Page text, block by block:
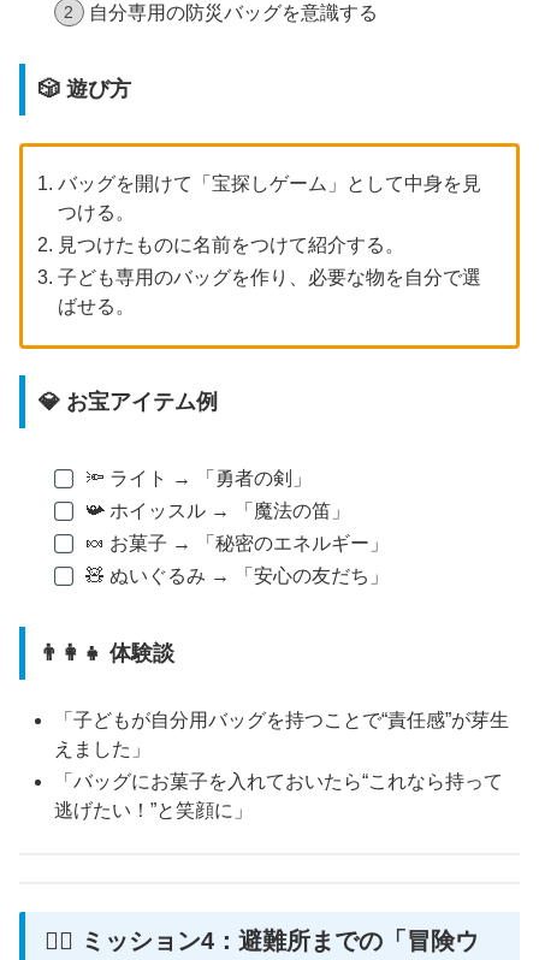
自分専用の防災バッグを意識する
🎲 遊び方
バッグを開けて「宝探しゲーム」として中身を見
つける。
見つけたものに名前をつけて紹介する。
子ども専用のバッグを作り、必要な物を自分で選
ばせる。
💎 お宝アイテム例
🔦 ライト → 「勇者の剣」
📯 ホイッスル → 「魔法の笛」
🍬 お菓子 → 「秘密のエネルギー」
🧸 ぬいぐるみ → 「安心の友だち」
👨‍👩‍👧 体験談
「子どもが自分用バッグを持つことで“責任感”が芽生
えました」
「バッグにお菓子を入れておいたら“これなら持って
逃げたい！”と笑顔に」
🚶‍♀️ ミッション4：避難所までの「冒険ウ